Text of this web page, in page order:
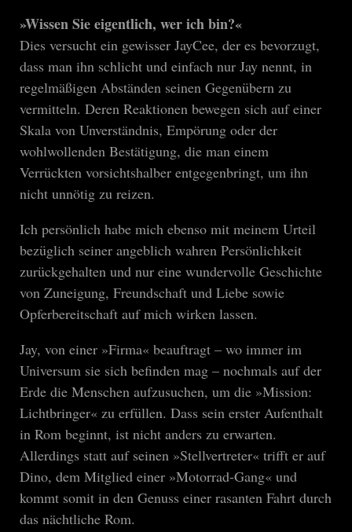
»Wissen Sie eigentlich, wer ich bin?«
Dies versucht ein gewisser JayCee, der es bevorzugt,
dass man ihn schlicht und einfach nur Jay nennt, in
regelmäßigen Abständen seinen Gegenübern zu
vermitteln. Deren Reaktionen bewegen sich auf einer
Skala von Unverständnis, Empörung oder der
wohlwollenden Bestätigung, die man einem
Verrückten vorsichtshalber entgegenbringt, um ihn
nicht unnötig zu reizen.
Ich persönlich habe mich ebenso mit meinem Urteil
bezüglich seiner angeblich wahren Persönlichkeit
zurückgehalten und nur eine wundervolle Geschichte
von Zuneigung, Freundschaft und Liebe sowie
Opferbereitschaft auf mich wirken lassen.
Jay, von einer »Firma« beauftragt – wo immer im
Universum sie sich befinden mag – nochmals auf der
Erde die Menschen aufzusuchen, um die »Mission:
Lichtbringer« zu erfüllen. Dass sein erster Aufenthalt
in Rom beginnt, ist nicht anders zu erwarten.
Allerdings statt auf seinen »Stellvertreter« trifft er auf
Dino, dem Mitglied einer »Motorrad-Gang« und
kommt somit in den Genuss einer rasanten Fahrt durch
das nächtliche Rom.